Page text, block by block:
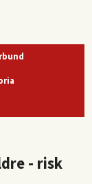
- risk